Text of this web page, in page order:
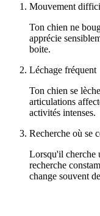
Mouvement
Ton chien ne
apprécie
boite.
Léchage fréquent
Ton chien se
articulations
activités intenses.
Recherche où se
Lorsqu'il cherche
recherche
change souvent